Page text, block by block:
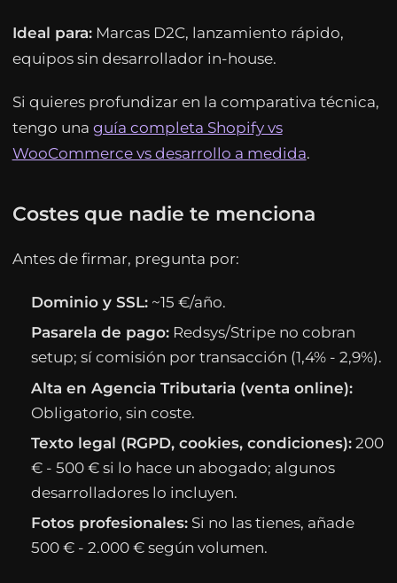
Ideal para:Marcas D2C, lanzamiento rápido,
equipos sin desarrollador in-house.
Si quieres profundizar en la comparativa técnica,
tengo una guía completa Shopify vs
WooCommerce vs desarrollo a medida.
Costes que nadie te menciona
Antes de firmar, pregunta por:
Dominio y SSL: ~15 €/año.
Pasarela de pago: Redsys/Stripe no cobran
setup; sí comisión por transacción (1,4% - 2,9%).
Alta en Agencia Tributaria (venta online):
Obligatorio, sin coste.
Texto legal (RGPD, cookies, condiciones): 200
€ - 500 € si lo hace un abogado; algunos
desarrolladores lo incluyen.
Fotos profesionales: Si no las tienes, añade
500 € - 2.000 € según volumen.